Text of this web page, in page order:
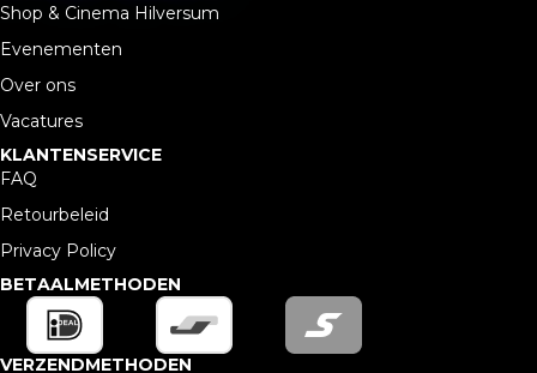
Shop & Cinema Hilversum
Evenementen
Over ons
Vacatures
KLANTENSERVICE
FAQ
Retourbeleid
Privacy Policy
BETAALMETHODEN
VERZENDMETHODEN